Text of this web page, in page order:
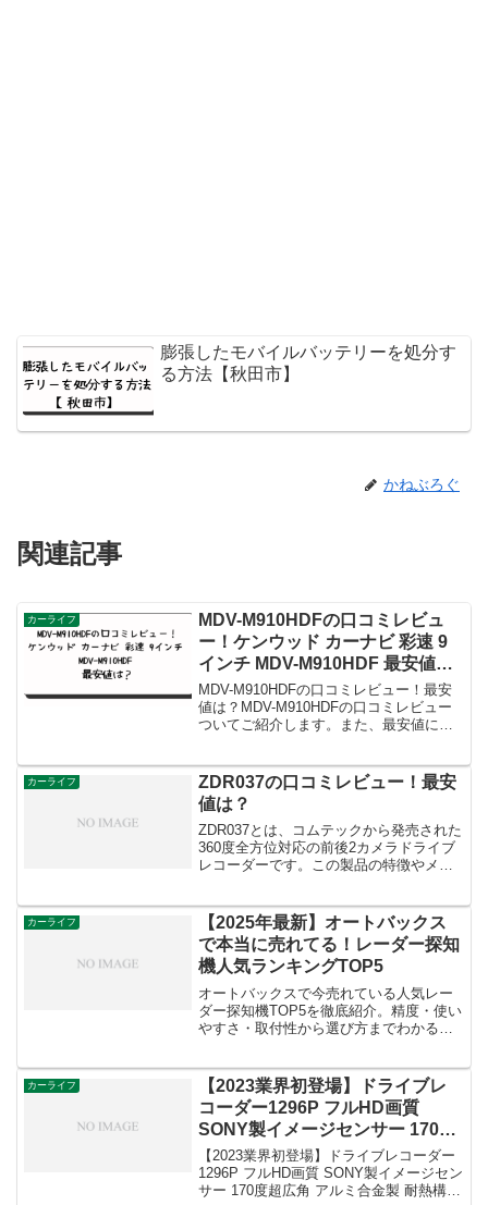
膨張したモバイルバッテリーを処分す
る方法【秋田市】
かねぶろぐ
関連記事
カーライフ
MDV-M910HDFの口コミレビュ
ー！ケンウッド カーナビ 彩速 9
インチ MDV-M910HDF 最安値
は？
MDV-M910HDFの口コミレビュー！最安
値は？MDV-M910HDFの口コミレビュー
ついてご紹介します。また、最安値につ
コミを紹介します。良い口コミ...
カーライフ
ZDR037の口コミレビュー！最安
値は？
ZDR037とは、コムテックから発売された
360度全方位対応の前後2カメラドライブ
レコーダーです。この製品の特徴やメリ
す。また、最安値についてもお伝えしま
すね。ZDR03...
カーライフ
【2025年最新】オートバックス
で本当に売れてる！レーダー探知
機人気ランキングTOP5
オートバックスで今売れている人気レー
ダー探知機TOP5を徹底紹介。精度・使い
やすさ・取付性から選び方までわかる最
カーライフ
【2023業界初登場】ドライブレ
コーダー1296P フルHD画質
SONY製イメージセンサー 170度
超広角 アルミ合金製 耐熱構造 小
型ドラレコ 32GBカード付き 3イ
ンチ液晶画面 HDR/WDR画像補正
【2023業界初登場】ドライブレコーダー
1296P フルHD画質 SONY製イメージセン
サー 170度超広角 アルミ合金製 耐熱構造